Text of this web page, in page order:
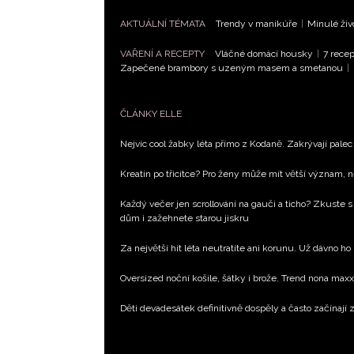
AKTUÁLNÍ TÉMATA Trendy v manikúře | Minulé
VAŘENÍ A RECEPTY Vláčné domácí housky | 7
Zapečené brambory s uzeným masem a smetanou |
ČLÁNKY ELLE
Nejvíc cool žabky léta přímo z Kodaně. Zakrývají
Kreatin po třicítce? Pro ženy může mít větší význam,
Každý večer jen scrollování na gauči a ticho?
dům i zažehnete starou jiskru
Za největší hit léta neutratíte ani korunu. Už dávno ho
Oversized noční košile, šátky i brože. Trend nona
Děti devadesátek definitivně dospěly a často začínají